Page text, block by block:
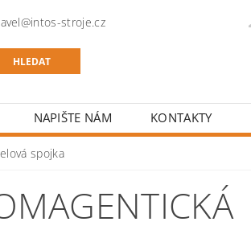
stroje.cz
NAPIŠTE NÁM KONTAKTY
spojka